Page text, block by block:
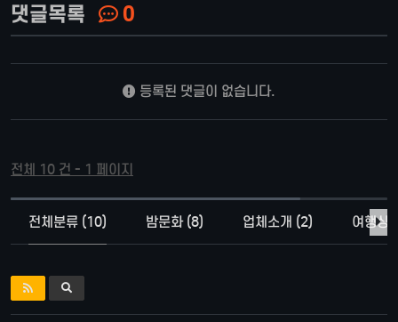
댓글목록 0
등록된 댓글이 없습니다.
전체 10 건 - 1 페이지
전체분류 (10) 밤문화 (8) 업체소개 (2) 여행상